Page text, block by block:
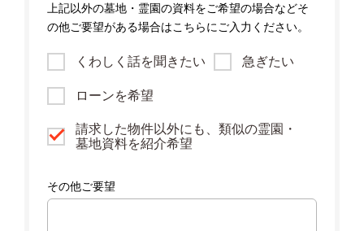
上記以外の墓地・霊園の資料をご希望の場合などそ
の他ご要望がある場合はこちらにご入力ください。
くわしく話を聞きたい 急ぎたい
ローンを希望
請求した物件以外にも、類似の霊園・
墓地資料を紹介希望
その他ご要望